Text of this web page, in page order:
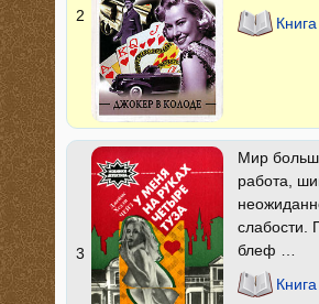
2
3
Мир
работа,
слабости.
блеф …